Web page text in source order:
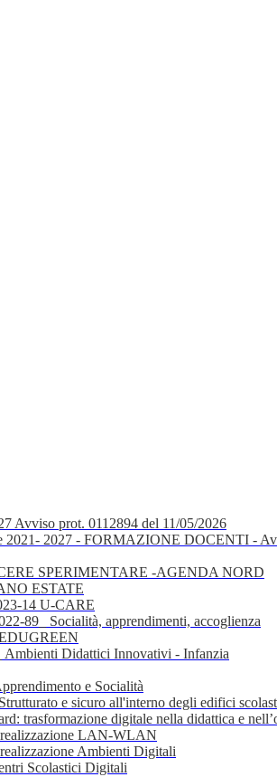
Avviso prot. 0112894 del 11/05/2026
2021- 2027 - FORMAZIONE DOCENTI -
SPERIMENTARE -AGENDA NORD
ESTATE
14 U-CARE
89_ Socialità, apprendimenti, accoglienza
Ambienti Didattici Innovativi - Infanzia
e Socialità
e sicuro all'interno degli edifici
trasformazione digitale nella didattica e
LAN-WLAN
Ambienti Digitali
Scolastici Digitali